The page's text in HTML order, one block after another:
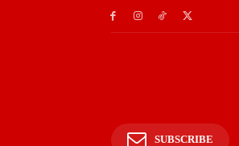
SUBSCRIBE